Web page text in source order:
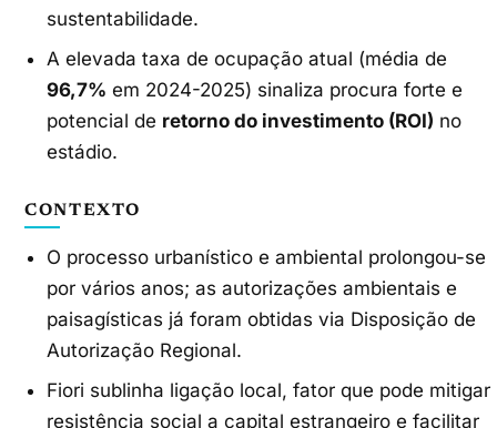
sustentabilidade.
A elevada taxa de ocupação atual (média de
96,7% em 2024-2025) sinaliza procura forte e
potencial de retorno do investimento (ROI) no
estádio.
CONTEXTO
O processo urbanístico e ambiental prolongou-se
por vários anos; as autorizações ambientais e
paisagísticas já foram obtidas via Disposição de
Autorização Regional.
Fiori sublinha ligação local, fator que pode mitigar
resistência social a capital estrangeiro e facilitar